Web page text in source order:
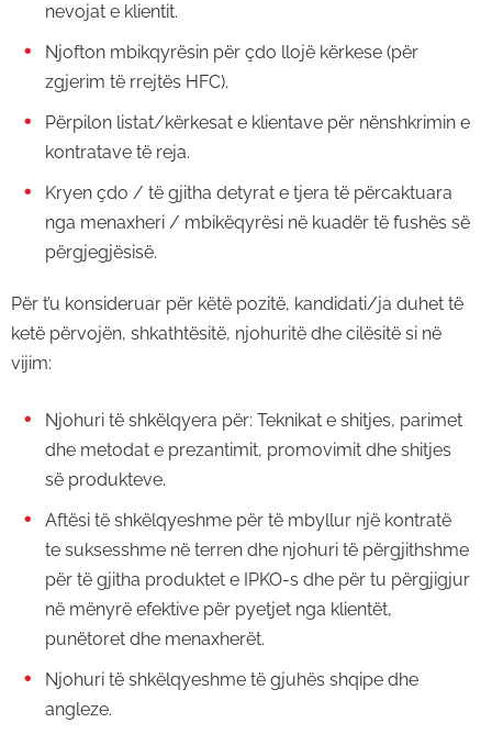
nevojat e klientit.
Njofton mbikqyrësin për çdo llojë kërkese (për
zgjerim të rrejtës HFC).
Përpilon listat/kërkesat e klientave për nënshkrimin e
kontratave të reja.
Kryen çdo / të gjitha detyrat e tjera të përcaktuara
nga menaxheri / mbikëqyrësi në kuadër të fushës së
përgjegjësisë.
Për t’u konsideruar për këtë pozitë, kandidati/ja duhet të
ketë përvojën, shkathtësitë, njohuritë dhe cilësitë si në
vijim:
Njohuri të shkëlqyera për: Teknikat e shitjes, parimet
dhe metodat e prezantimit, promovimit dhe shitjes
së produkteve.
Aftësi të shkëlqyeshme për të mbyllur një kontratë
te suksesshme në terren dhe njohuri të përgjithshme
për të gjitha produktet e IPKO-s dhe për tu përgjigjur
në mënyrë efektive për pyetjet nga klientët,
punëtoret dhe menaxherët.
Njohuri të shkëlqyeshme të gjuhës shqipe dhe
angleze.